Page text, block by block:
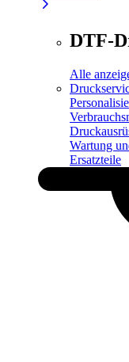
DTF-
Alle
Wartung
Ersatzteile